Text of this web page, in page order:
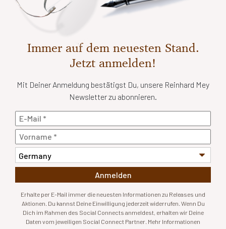
Immer auf dem neuesten Stand.
Jetzt anmelden!
Mit Deiner Anmeldung bestätigst Du, unsere Reinhard Mey
Newsletter zu abonnieren.
Anmelden
Erhalte per E-Mail immer die neuesten Informationen zu Releases und
Aktionen. Du kannst Deine Einwilligung jederzeit widerrufen. Wenn Du
Dich im Rahmen des Social Connects anmeldest, erhalten wir Deine
Daten vom jeweiligen Social Connect Partner. Mehr Informationen